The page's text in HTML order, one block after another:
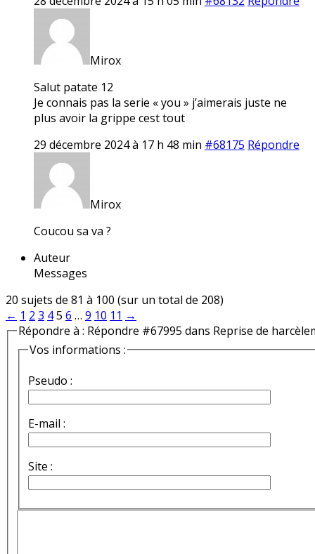
Mirox
Salut patate 12
Je connais pas la serie « you » j’aimerais juste ne
plus avoir la grippe cest tout
29 décembre 2024 à 17 h 48 min #68175 Répondre
Mirox
Coucou sa va ?
Auteur
Messages
20 sujets de 81 à 100 (sur un total de 208)
← 1 2 3 45 6 … 9 10 11 →
Répondre à : Répondre #67995 dans Reprise de
Vos informations :
Pseudo :
E-mail :
Site :